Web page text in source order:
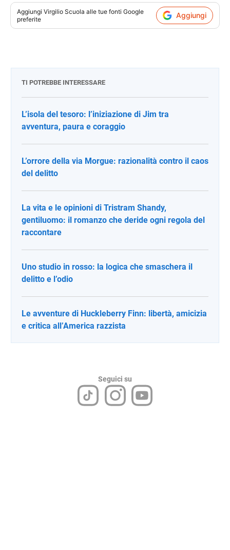
Aggiungi Virgilio Scuola alle tue fonti Google
preferite
Aggiungi
TI POTREBBE INTERESSARE
L’isola del tesoro: l’iniziazione di Jim tra
avventura, paura e coraggio
L’orrore della via Morgue: razionalità contro il caos
del delitto
La vita e le opinioni di Tristram Shandy,
gentiluomo: il romanzo che deride ogni regola del
raccontare
Uno studio in rosso: la logica che smaschera il
delitto e l’odio
Le avventure di Huckleberry Finn: libertà, amicizia
e critica all’America razzista
Seguici su